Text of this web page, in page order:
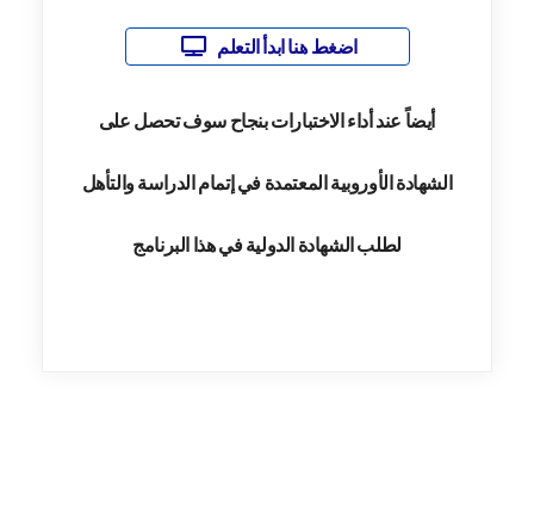
اضغط هنا ابدأ التعلم
أيضاً عند أداء الاختبارات بنجاح سوف تحصل على
الشهادة الأوروبية المعتمدة في إتمام الدراسة والتأهل
لطلب الشهادة الدولية في هذا البرنامج